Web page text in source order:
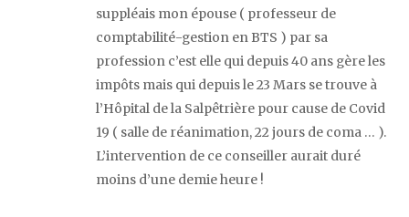
suppléais mon épouse ( professeur de
comptabilité-gestion en BTS ) par sa
profession c’est elle qui depuis 40 ans gère les
impôts mais qui depuis le 23 Mars se trouve à
l’Hôpital de la Salpêtrière pour cause de Covid
19 ( salle de réanimation, 22 jours de coma … ).
L’intervention de ce conseiller aurait duré
moins d’une demie heure !